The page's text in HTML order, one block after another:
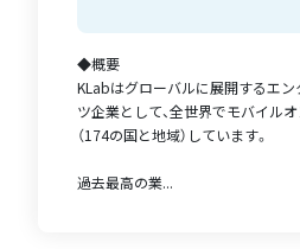
◆概要
KLabはグローバルに展開するエ
ツ企業として、全世界でモバイル
（174の国と地域）しています。
過去最高の業...